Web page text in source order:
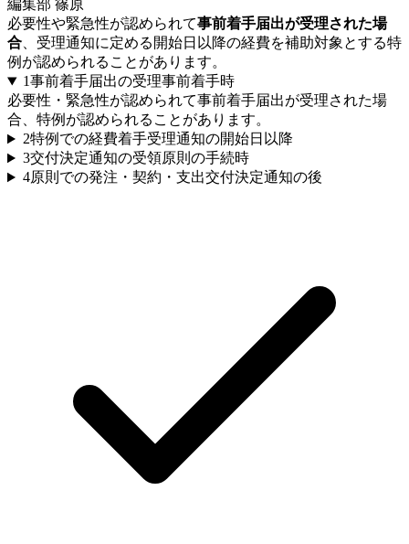
編集部 篠原
必要性や緊急性が認められて事前着手届出が受理された場
合 、受理通知に定める開始日以降の経費を補助対象とする特
例が認められることがあります。
1事前着手届出の受理事前着手時
必要性・緊急性が認められて事前着手届出が受理された場
合、特例が認められることがあります。
2特例での経費着手受理通知の開始日以降
3交付決定通知の受領原則の手続時
4原則での発注・契約・支出交付決定通知の後